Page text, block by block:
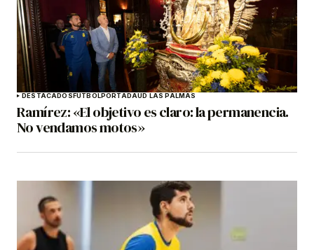
DESTACADOSFÚTBOLPORTADAUD LAS PALMAS
Ramírez: «El objetivo es claro: la permanencia.
No vendamos motos»